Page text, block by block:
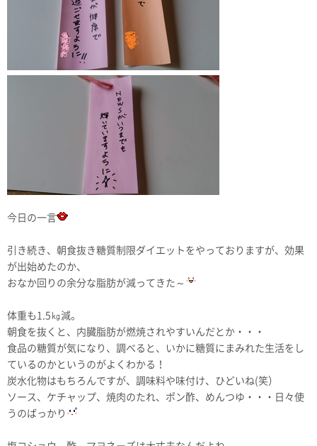
今日の一言
引き続き、朝食抜き糖質制限ダイエットをやっておりますが、効果
が出始めたのか、
おなか回りの余分な脂肪が減ってきた～
体重も1.5㎏減。
朝食を抜くと、内臓脂肪が燃焼されやすいんだとか・・・
食品の糖質が気になり、調べると、いかに糖質にまみれた生活をし
ているのかというのがよくわかる！
炭水化物はもちろんですが、調味料や味付け、ひどいね(笑）
ソース、ケチャップ、焼肉のたれ、ポン酢、めんつゆ・・・日々使
うのばっかり